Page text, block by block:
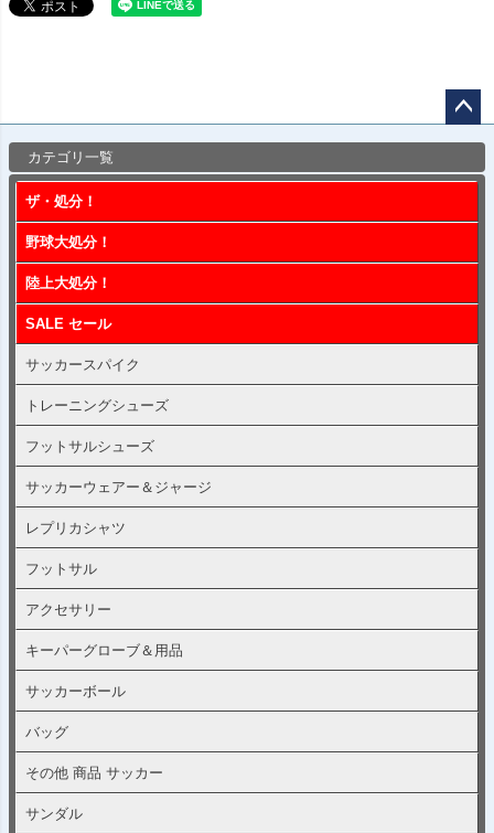
カテゴリ一覧
ザ・処分！
野球大処分！
陸上大処分！
SALE セール
サッカースパイク
トレーニングシューズ
フットサルシューズ
サッカーウェアー＆ジャージ
レプリカシャツ
フットサル
アクセサリー
キーパーグローブ＆用品
サッカーボール
バッグ
その他 商品 サッカー
サンダル
ップ